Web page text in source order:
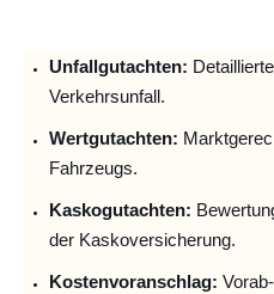
Unfallgutachten:
Verkehrsunfall.
Wertgutachten:
Fahrzeugs.
Kaskogutachten:
der Kaskoversicherung.
Kostenvoranschlag: